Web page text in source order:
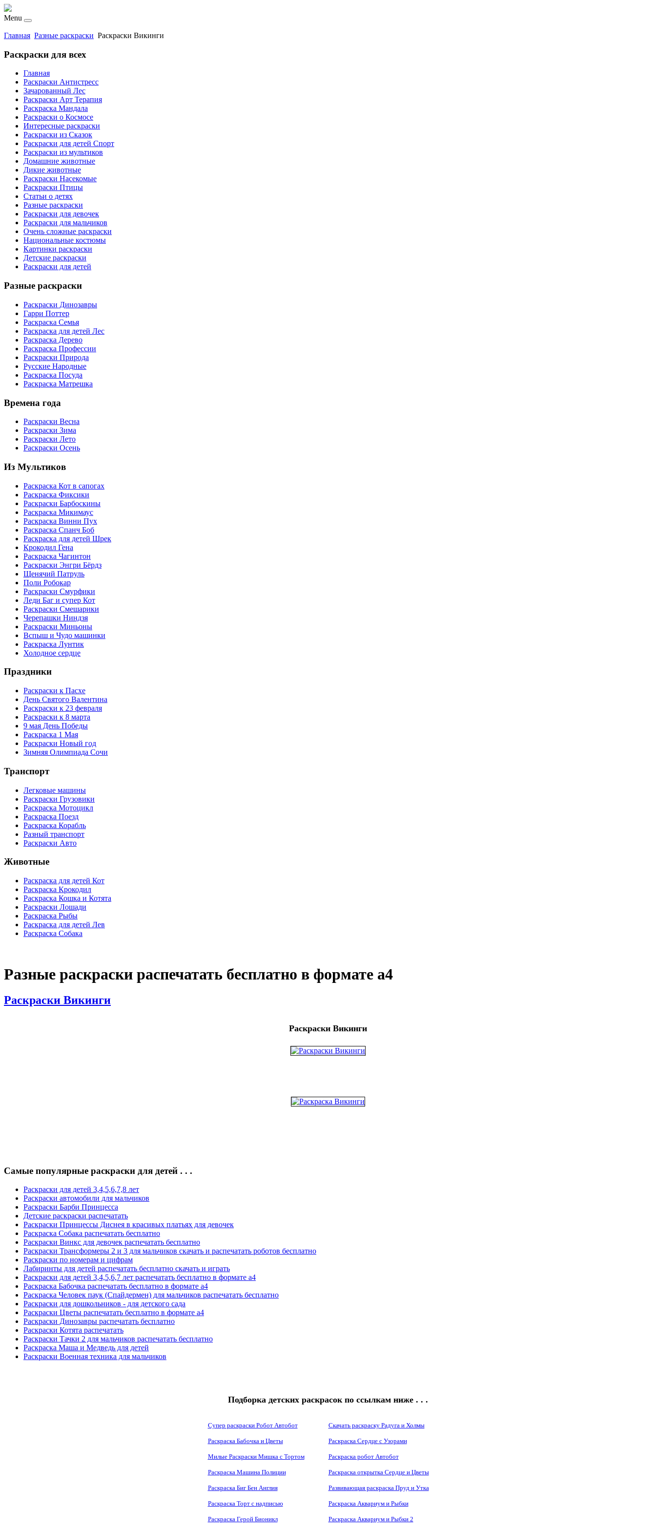
Menu
Главная Разные раскраски Раскраски Викинги
Раскраски для всех
Главная
Раскраски Антистресс
Зачарованный Лес
Раскраски Арт Терапия
Раскраска Мандала
Раскраски о Космосе
Интересные раскраски
Раскраски из Сказок
Раскраски для детей Спорт
Раскраски из мультиков
Домашние животные
Дикие животные
Раскраски Насекомые
Раскраски Птицы
Статьи о детях
Разные раскраски
Раскраски для девочек
Раскраски для мальчиков
Очень сложные раскраски
Национальные костюмы
Картинки раскраски
Детские раскраски
Раскраски для детей
Разные раскраски
Раскраски Динозавры
Гарри Поттер
Раскраска Семья
Раскраска для детей Лес
Раскраска Дерево
Раскраска Профессии
Раскраски Природа
Русские Народные
Раскраска Посуда
Раскраска Матрешка
Времена года
Раскраски Весна
Раскраски Зима
Раскраски Лето
Раскраски Осень
Из Мультиков
Раскраска Кот в сапогах
Раскраска Фиксики
Раскраски Барбоскины
Раскраска Микимаус
Раскраска Винни Пух
Раскраска Спанч Боб
Раскраска для детей Шрек
Крокодил Гена
Раскраска Чагинтон
Раскраски Энгри Бёрдз
Щенячий Патруль
Поли Робокар
Раскраски Смурфики
Леди Баг и супер Кот
Раскраски Смешарики
Черепашки Ниндзя
Раскраски Миньоны
Вспыш и Чудо машинки
Раскраска Лунтик
Холодное сердце
Праздники
Раскраски к Пасхе
День Святого Валентина
Раскраски к 23 февраля
Раскраски к 8 марта
9 мая День Победы
Раскраска 1 Мая
Раскраски Новый год
Зимняя Олимпиада Сочи
Транспорт
Легковые машины
Раскраски Грузовики
Раскраска Мотоцикл
Раскраска Поезд
Раскраска Корабль
Разный транспорт
Раскраски Авто
Животные
Раскраска для детей Кот
Раскраска Крокодил
Раскраска Кошка и Котята
Раскраски Лошади
Раскраска Рыбы
Раскраска для детей Лев
Раскраска Собака
Разные раскраски распечатать бесплатно в формате а4
Раскраски Викинги
Раскраски Викинги
Самые популярные раскраски для детей . . .
Раскраски для детей 3,4,5,6,7,8 лет
Раскраски автомобили для мальчиков
Раскраски Барби Принцесса
Детские раскраски распечатать
Раскраски Принцессы Диснея в красивых платьях для девочек
Раскраска Собака распечатать бесплатно
Раскраски Винкс для девочек распечатать бесплатно
Раскраски Трансформеры 2 и 3 для мальчиков скачать и распечатать роботов бесплатно
Раскраски по номерам и цифрам
Лабиринты для детей распечатать бесплатно скачать и играть
Раскраски для детей 3,4,5,6,7 лет распечатать бесплатно в формате а4
Раскраска Бабочка распечатать бесплатно в формате а4
Раскраска Человек паук (Спайдермен) для мальчиков распечатать бесплатно
Раскраски для дошкольников - для детского сада
Раскраски Цветы распечатать бесплатно в формате а4
Раскраски Динозавры распечатать бесплатно
Раскраски Котята распечатать
Раскраски Тачки 2 для мальчиков распечатать бесплатно
Раскраска Маша и Медведь для детей
Раскраски Военная техника для мальчиков
Подборка детских раскрасок по ссылкам ниже . . .
Супер раскраски Робот Автобот Скачать раскраску Радуга и Холмы
Раскраска Бабочка и Цветы Раскраска Сердце с Узорами
Милые Раскраски Мишка с Тортом Раскраска робот Автобот
Раскраска Машина Полиции Раскраска открытка Сердце и Цветы
Раскраска Биг Бен Англия Развивающая раскраска Пруд и Утка
Раскраска Торт с надписью Раскраска Аквариум и Рыбки
Раскраска Герой Бионикл Раскраска Аквариум и Рыбки 2